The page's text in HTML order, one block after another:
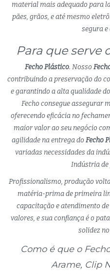
material mais adequado para
pães, grãos, e até mesmo
segura e
Para que serve
Fecho Plástico. Nosso
contribuindo a preservação do
e garantindo a alta qualidade
Fecho consegue assegurar
oferecendo eficácia no
maior valor ao seu negócio
agilidade na entrega do Fecho
variadas necessidades da
Indústria de
Profissionalismo, produção
matéria-prima de primeira
capacitação e atendimento
valores, e sua confiança é o
solidez
Como é que o
Arame, Clip